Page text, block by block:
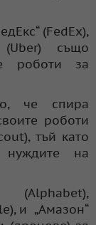
(FedEx),
също
роботи за
че спира
роботи
тъй като
на
(Alphabet),
и „Амазон“